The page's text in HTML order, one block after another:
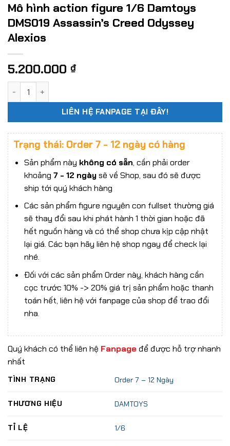
Mô hình action figure 1/6 Damtoys
DMS019 Assassin’s Creed Odyssey
Alexios
5.200.000 ₫
LIÊN HỆ FANPAGE TẠI ĐÂY!
Trạng thái: Order 7 - 12 ngày có hàng
Sản phẩm này không có sẵn, cần phải order
khoảng 7 - 12 ngàysẽ về Shop, sau đó sẽ được
ship tới quý khách hàng
Các sản phẩm figure nguyên con fullset thường giá
sẽ thay đổi sau khi phát hành 1 thời gian hoặc đã
hết nguồn hàng và có thể shop chưa kịp cập nhật
lại giá. Các bạn hãy liên hệ shop ngay để check lại
nhé.
Đối với các sản phẩm Order này, khách hàng cần
cọc trước 10% -> 20% giá trị sản phẩm hoặc thanh
toán hết, liên hệ với fanpage của shop để trao đổi
nha.
Quý khách có thể liên hệ Fanpage để được hỗ trợ nhanh
nhất
TÌNH TRẠNG Order 7 – 12 Ngày
THƯƠNG HIỆU DAMTOYS
TỈ LỆ 1/6